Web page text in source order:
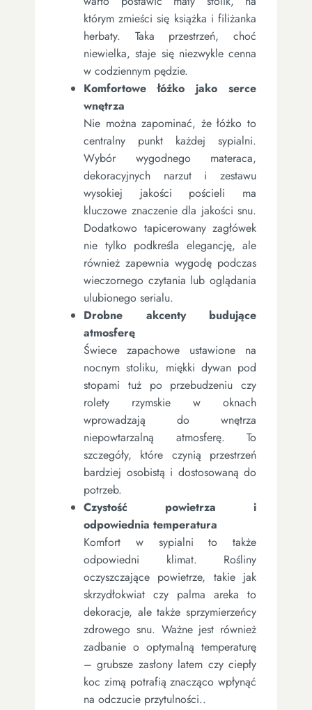
którym zmieści się książka i filiżanka
herbaty. Taka przestrzeń, choć
niewielka, staje się niezwykle cenna
w codziennym pędzie.
Komfortowe łóżko jako serce
wnętrza
Nie można zapominać, że łóżko to
centralny punkt każdej sypialni.
Wybór wygodnego materaca,
dekoracyjnych narzut i zestawu
wysokiej jakości pościeli ma
kluczowe znaczenie dla jakości snu.
Dodatkowo tapicerowany zagłówek
nie tylko podkreśla elegancję, ale
również zapewnia wygodę podczas
wieczornego czytania lub oglądania
ulubionego serialu.
Drobne akcenty budujące
atmosferę
Świece zapachowe ustawione na
nocnym stoliku, miękki dywan pod
stopami tuż po przebudzeniu czy
rolety rzymskie w oknach
wprowadzają do wnętrza
niepowtarzalną atmosferę. To
szczegóły, które czynią przestrzeń
bardziej osobistą i dostosowaną do
potrzeb.
Czystość powietrza i
odpowiednia temperatura
Komfort w sypialni to także
odpowiedni klimat. Rośliny
oczyszczające powietrze, takie jak
skrzydłokwiat czy palma areka to
dekoracje, ale także sprzymierzeńcy
zdrowego snu. Ważne jest również
zadbanie o optymalną temperaturę
– grubsze zasłony latem czy ciepły
koc zimą potrafią znacząco wpłynąć
na odczucie przytulności..